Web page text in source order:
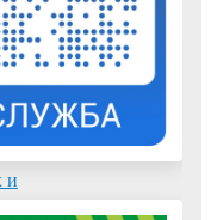
об
и